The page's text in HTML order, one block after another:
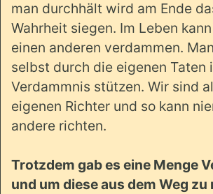
man durchhält wird am Ende
Wahrheit siegen. Im Leben
einen anderen verdammen.
selbst durch die eigenen Taten
Verdammnis stützen. Wir sind
eigenen Richter und so kann
andere richten.
Trotzdem gab es eine Menge
und um diese aus dem Weg